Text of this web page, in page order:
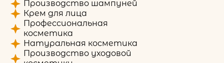
Производство шампуней
Крем для лица
Профессиональная
косметика
Натуральная косметика
Производство уходовой